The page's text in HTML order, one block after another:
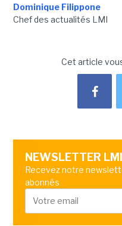
Dominique Filippone
Chef des actualités LMI
Cet article
NEWSLETTER LMI
Recevez notre
abonnés